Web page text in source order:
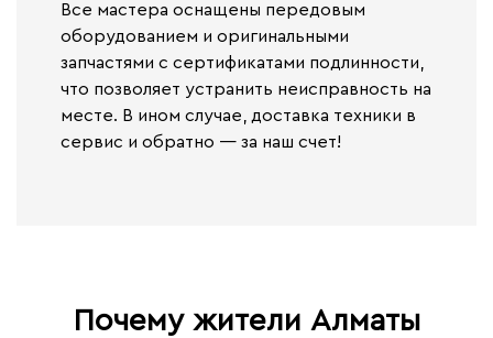
Все мастера оснащены передовым
оборудованием и оригинальными
запчастями с сертификатами подлинности,
что позволяет устранить неисправность на
месте. В ином случае, доставка техники в
сервис и обратно — за наш счет!
Почему жители Алматы